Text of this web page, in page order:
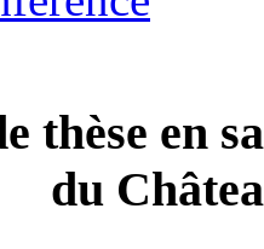
thèse en
du